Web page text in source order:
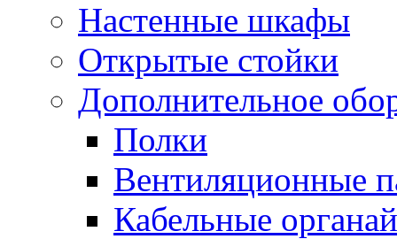
Настенные шкафы
Открытые стойки
Дополнительное
Полки
Вентиляционные
Кабельные